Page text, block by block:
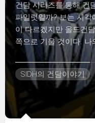
건담 시리즈를 통해 건
파일럿일까? 보는 시
이 다르겠지만 올드건
쪽으로 기울 것이다. 나
SIDH의 건담이야기